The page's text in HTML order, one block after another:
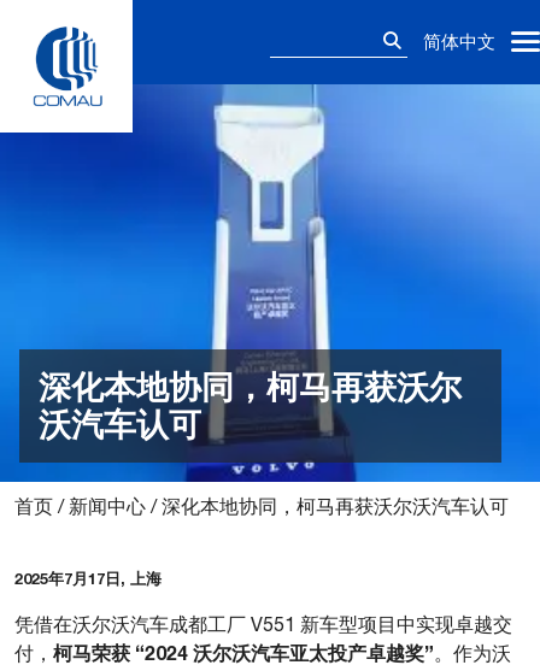
content
简体中文
深化本地协同，柯马再获沃尔
沃汽车认可
首页 / 新闻中心 /深化本地协同，柯马再获沃尔沃汽车认可
2025年7月17日, 上海
凭借在沃尔沃汽车成都工厂 V551 新车型项目中实现卓越交
付， 柯马荣获 “2024 沃尔沃汽车亚太投产卓越奖”。作为沃